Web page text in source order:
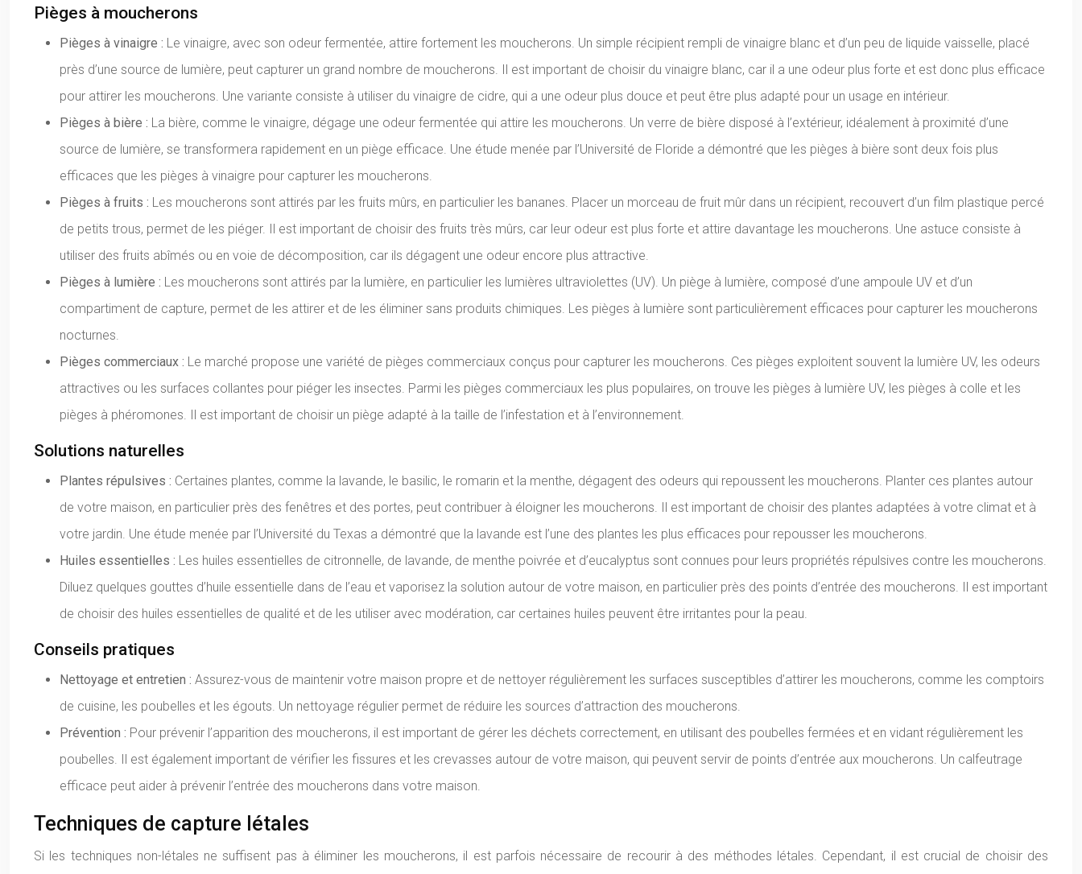
Pièges à moucherons
Pièges à vinaigre : Le vinaigre, avec son odeur fermentée, attire fortement les moucherons. Un simple récipient rempli de vinaigre blanc et d’un peu de liquide vaisselle, placé
près d’une source de lumière, peut capturer un grand nombre de moucherons. Il est important de choisir du vinaigre blanc, car il a une odeur plus forte et est donc plus efficace
pour attirer les moucherons. Une variante consiste à utiliser du vinaigre de cidre, qui a une odeur plus douce et peut être plus adapté pour un usage en intérieur.
Pièges à bière : La bière, comme le vinaigre, dégage une odeur fermentée qui attire les moucherons. Un verre de bière disposé à l’extérieur, idéalement à proximité d’une
source de lumière, se transformera rapidement en un piège efficace. Une étude menée par l’Université de Floride a démontré que les pièges à bière sont deux fois plus
efficaces que les pièges à vinaigre pour capturer les moucherons.
Pièges à fruits : Les moucherons sont attirés par les fruits mûrs, en particulier les bananes. Placer un morceau de fruit mûr dans un récipient, recouvert d’un film plastique percé
de petits trous, permet de les piéger. Il est important de choisir des fruits très mûrs, car leur odeur est plus forte et attire davantage les moucherons. Une astuce consiste à
utiliser des fruits abîmés ou en voie de décomposition, car ils dégagent une odeur encore plus attractive.
Pièges à lumière : Les moucherons sont attirés par la lumière, en particulier les lumières ultraviolettes (UV). Un piège à lumière, composé d’une ampoule UV et d’un
compartiment de capture, permet de les attirer et de les éliminer sans produits chimiques. Les pièges à lumière sont particulièrement efficaces pour capturer les moucherons
nocturnes.
Pièges commerciaux : Le marché propose une variété de pièges commerciaux conçus pour capturer les moucherons. Ces pièges exploitent souvent la lumière UV, les odeurs
attractives ou les surfaces collantes pour piéger les insectes. Parmi les pièges commerciaux les plus populaires, on trouve les pièges à lumière UV, les pièges à colle et les
pièges à phéromones. Il est important de choisir un piège adapté à la taille de l’infestation et à l’environnement.
Solutions naturelles
Plantes répulsives : Certaines plantes, comme la lavande, le basilic, le romarin et la menthe, dégagent des odeurs qui repoussent les moucherons. Planter ces plantes autour
de votre maison, en particulier près des fenêtres et des portes, peut contribuer à éloigner les moucherons. Il est important de choisir des plantes adaptées à votre climat et à
votre jardin. Une étude menée par l’Université du Texas a démontré que la lavande est l’une des plantes les plus efficaces pour repousser les moucherons.
Huiles essentielles : Les huiles essentielles de citronnelle, de lavande, de menthe poivrée et d’eucalyptus sont connues pour leurs propriétés répulsives contre les moucherons.
Diluez quelques gouttes d’huile essentielle dans de l’eau et vaporisez la solution autour de votre maison, en particulier près des points d’entrée des moucherons. Il est important
de choisir des huiles essentielles de qualité et de les utiliser avec modération, car certaines huiles peuvent être irritantes pour la peau.
Conseils pratiques
Nettoyage et entretien : Assurez-vous de maintenir votre maison propre et de nettoyer régulièrement les surfaces susceptibles d’attirer les moucherons, comme les comptoirs
de cuisine, les poubelles et les égouts. Un nettoyage régulier permet de réduire les sources d’attraction des moucherons.
Prévention : Pour prévenir l’apparition des moucherons, il est important de gérer les déchets correctement, en utilisant des poubelles fermées et en vidant régulièrement les
poubelles. Il est également important de vérifier les fissures et les crevasses autour de votre maison, qui peuvent servir de points d’entrée aux moucherons. Un calfeutrage
efficace peut aider à prévenir l’entrée des moucherons dans votre maison.
Techniques de capture létales
Si les techniques non-létales ne suffisent pas à éliminer les moucherons, il est parfois nécessaire de recourir à des méthodes létales. Cependant, il est crucial de choisir des